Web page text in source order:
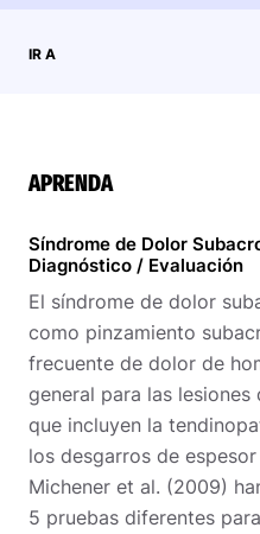
IR A
APRENDA
Síndrome de Dolor
Diagnóstico / Evaluación
El síndrome de dolor
como pinzamiento
frecuente de dolor de
general para las
que incluyen la
los desgarros de
Michener et al. (2009)
5 pruebas diferentes